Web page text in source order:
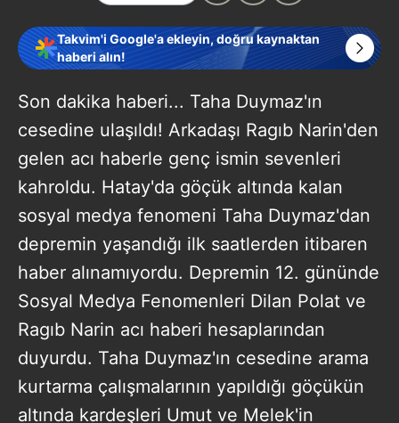
Takvim'i Google'a ekleyin, doğru kaynaktan
haberi alın!
Son dakika haberi... Taha Duymaz'ın
cesedine ulaşıldı! Arkadaşı Ragıb Narin'den
gelen acı haberle genç ismin sevenleri
kahroldu. Hatay'da göçük altında kalan
sosyal medya fenomeni Taha Duymaz'dan
depremin yaşandığı ilk saatlerden itibaren
haber alınamıyordu. Depremin 12. gününde
Sosyal Medya Fenomenleri Dilan Polat ve
Ragıb Narin acı haberi hesaplarından
duyurdu. Taha Duymaz'ın cesedine arama
kurtarma çalışmalarının yapıldığı göçükün
altında kardeşleri Umut ve Melek'in